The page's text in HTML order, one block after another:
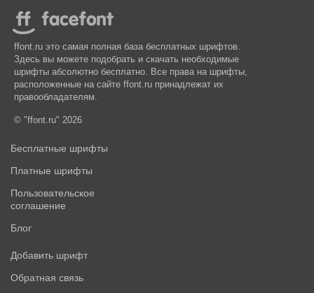
ffont.ru это самая полная база бесплатных шрифтов.
Здесь вы можете подобрать и скачать необходимые
шрифты абсолютно бесплатно. Все права на шрифты,
расположенные на сайте ffont.ru принадлежат их
правообладателям.
© "ffont.ru" 2026
Бесплатные шрифты
Платные шрифты
Пользовательское
соглашение
Блог
Добавить шрифт
Обратная связь